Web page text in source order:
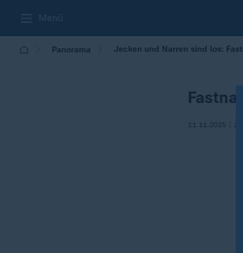
Menü
Panorama Jecken und Narren sind los:
11.11.2025 |